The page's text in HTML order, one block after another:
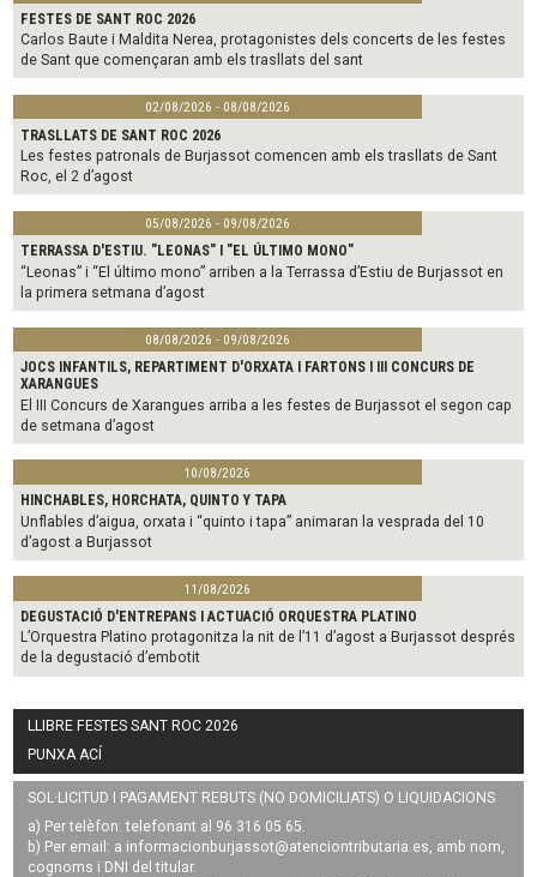
FESTES DE SANT ROC 2026
Carlos Baute i Maldita Nerea, protagonistes dels concerts de les festes
de Sant que començaran amb els trasllats del sant
02/08/2026 - 08/08/2026
TRASLLATS DE SANT ROC 2026
Les festes patronals de Burjassot comencen amb els trasllats de Sant
Roc, el 2 d’agost
05/08/2026 - 09/08/2026
TERRASSA D'ESTIU. "LEONAS" I "EL ÚLTIMO MONO"
“Leonas” i “El último mono” arriben a la Terrassa d’Estiu de Burjassot en
la primera setmana d’agost
08/08/2026 - 09/08/2026
JOCS INFANTILS, REPARTIMENT D'ORXATA I FARTONS I III CONCURS DE
XARANGUES
El III Concurs de Xarangues arriba a les festes de Burjassot el segon cap
de setmana d’agost
10/08/2026
HINCHABLES, HORCHATA, QUINTO Y TAPA
Unflables d’aigua, orxata i “quinto i tapa” animaran la vesprada del 10
d’agost a Burjassot
11/08/2026
DEGUSTACIÓ D'ENTREPANS I ACTUACIÓ ORQUESTRA PLATINO
L’Orquestra Platino protagonitza la nit de l’11 d’agost a Burjassot després
de la degustació d’embotit
LLIBRE FESTES SANT ROC 2026
PUNXA ACÍ
SOL·LICITUD I PAGAMENT REBUTS (NO DOMICILIATS) O LIQUIDACIONS
a) Per telèfon: telefonant al 96 316 05 65.
b) Per email: a informacionburjassot@atenciontributaria.es, amb nom,
cognoms i DNI del titular.